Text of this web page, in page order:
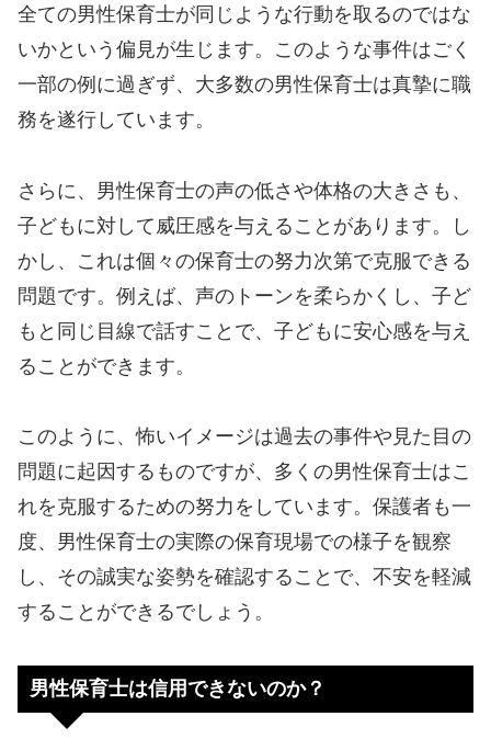
全ての男性保育士が同じような行動を取るのではな
いかという偏見が生じます。このような事件はごく
一部の例に過ぎず、大多数の男性保育士は真摯に職
務を遂行しています。
さらに、男性保育士の声の低さや体格の大きさも、
子どもに対して威圧感を与えることがあります。し
かし、これは個々の保育士の努力次第で克服できる
問題です。例えば、声のトーンを柔らかくし、子ど
もと同じ目線で話すことで、子どもに安心感を与え
ることができます。
このように、怖いイメージは過去の事件や見た目の
問題に起因するものですが、多くの男性保育士はこ
れを克服するための努力をしています。保護者も一
度、男性保育士の実際の保育現場での様子を観察
し、その誠実な姿勢を確認することで、不安を軽減
することができるでしょう。
男性保育士は信用できないのか？